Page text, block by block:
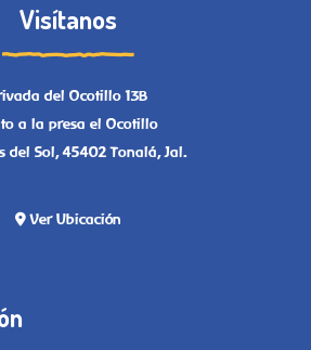
Visítanos
del Ocotillo 13B
a la presa el Ocotillo
del Sol, 45402 Tonalá, Jal.
Ver Ubicación